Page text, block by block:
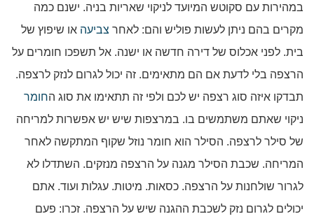
במהירות עם סקוטש המיועד לניקוי שאריות בניה. ישנם כמה
מקרים בהם ניתן לעשות פוליש והם: לאחר צביעה או שיפוץ של
בית. לפני אכלוס של דירה חדשה או ישנה. אל תשפכו חומרים על
הרצפה בלי לדעת אם הם מתאימים. זה יכול לגרום לנזק לרצפה.
תבדקו איזה סוג רצפה יש לכם ולפי זה תתאימו את סוג החומר
ניקוי שאתם משתמשים בו. במרצפות שיש יש אפשרות למריחה
של סילר לרצפה. הסילר הוא חומר נוזל שקוף המתקשה לאחר
המריחה. שכבת הסילר מגנה על הרצפה מנזקים. השתדלו לא
לגרור שולחנות על הרצפה. כסאות. מיטות. עגלות ועוד. אתם
יכולים לגרום נזק לשכבת ההגנה שיש על הרצפה. זכרו: פעם